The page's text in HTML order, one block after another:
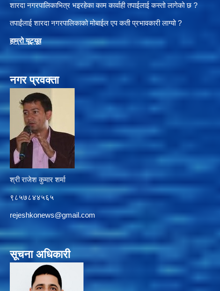
शारदा नगरपालिकाभित्र भइरहेका काम कार्वाही तपाईलाई कस्तो लागेको छ ?
तपाईंलाई शारदा नगरपालिकाको मोबाईल एप कती प्रभावकारी लाग्यो ?
हाम्रो यूट्यूव
नगर प्रवक्ता
श्री राजेश कुमार शर्मा
९८५७८४४५६५
rejeshkonews@gmail.com
सूचना अधिकारी